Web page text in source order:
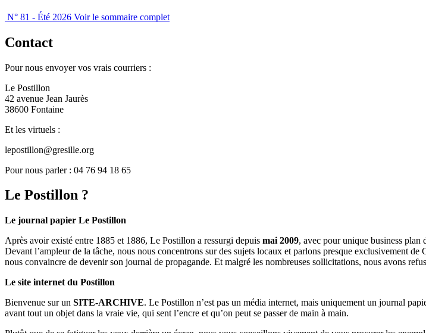
N° 81 - Été 2026 Voir le sommaire complet
Contact
Pour nous envoyer vos vrais courriers :
Le Postillon
42 avenue Jean Jaurès
38600 Fontaine
Et les virtuels :
lepostillon@gresille.org
Pour nous parler : 04 76 94 18 65
Le Postillon ?
Le journal papier Le Postillon
Après avoir existé entre 1885 et 1886, Le Postillon a ressurgi depuis mai 2009, avec pour unique business plan
Devant l’ampleur de la tâche, nous nous concentrons sur des sujets locaux et parlons presque exclusivement
nous convaincre de devenir son journal de propagande. Et malgré les nombreuses sollicitations, nous avons
Le site internet du Postillon
Bienvenue sur un SITE-ARCHIVE. Le Postillon n’est pas un média internet, mais uniquement un journal
avant tout un objet dans la vraie vie, qui sent l’encre et qu’on peut se passer de main à main.